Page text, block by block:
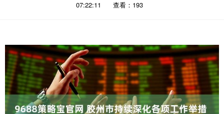
07:22:11
查看：193